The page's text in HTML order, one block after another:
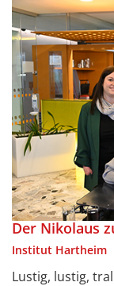
Der Nikolaus
Institut Hartheim
Lustig, lustig,